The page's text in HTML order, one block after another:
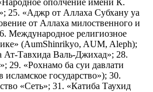
ополчение имени К.
25. «Аджр от Аллаха Субхану уа
от Аллаха милоственного и
Международное религиозное
(AumShinrikyo, AUM, Aleph);
Ат-Тавхида Валь-Джихад»; 28.
29. «Рохнамо ба суи давлати
государство»); 30.
«Сеть»; 31. «Катиба Таухид